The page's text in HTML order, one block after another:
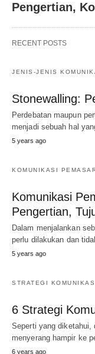
Pengertian,
RECENT POSTS
JENIS-JENIS
Stonewalling:
Perdebatan maupun
menjadi sebuah hal
5 years ago
KOMUNIKASI
Komunikasi
Pengertian,
Dalam menjalankan
perlu dilakukan dan
5 years ago
STRATEGI
6 Strategi
Seperti yang diketahui,
menyerang hampir ke
6 years ago